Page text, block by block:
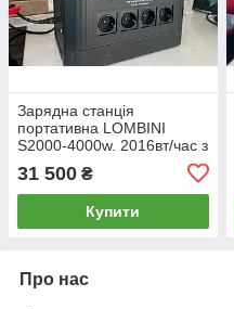
Зарядна станція
портативна LOMBINI
S2000-4000w. 2016вт/час з
31 500 ₴
Купити
Про нас